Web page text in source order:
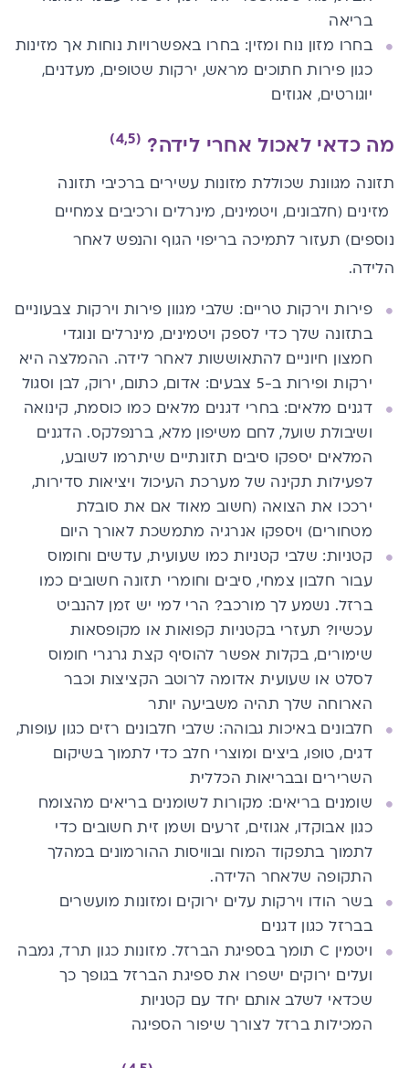
בריאה
בחרו מזון נוח ומזין: בחרו באפשרויות נוחות אך מזינות
כגון פירות חתוכים מראש, ירקות שטופים​,​​ ​מעדנים​,
יוגורטים, אגוזים​
מה כדאי לאכול אחרי לידה? (4,5)
תזונה ​מגוו​נת​ ​שכולל​ת מזונות עשירים ב​רכיבי תזונה​
מזינים​ (חלבונים, ויטמינים, מינרלים ורכיבים צמחיים
נוספים)​ ​תעזור ​​לתמיכה ב​ריפוי הגוף והנפש לאחר
הלידה.
פירות וירקות טריים: שלב​י​ מגוון פירות וירקות צבעוניים
בתזונה שלך כדי לספק ויטמינים, מינרלים ונוגדי
חמצון חיוניים להתאוששות לאחר לידה.​ ההמלצה היא
ירקות ופירות ב-5 צבעים: אדום, כתום, ירוק, לבן וסגול
דגנים מלאים: בחר​י​ דגנים מלאים כמו כוסמת, קינואה
ושיבולת שועל​, לחם משיפון מלא, ברנפלקס. הדגנים
המלאים​ יספק​ו​ סיבים ​תזונתיים שיתרמו לשובע,
לפעילות תקינה של מערכת העיכול ויציאות סדירות,
ירככו את הצואה (חשוב מאוד אם את סובלת
מטחורים) ​ויספקו ​אנרגיה מתמשכת לאורך היום
קטניות: ​שלב​י קטניות כמו שעועית, עדשים וחומוס
עבור חלבון צמחי, סיבים וחומרי תזונה חשובים כמו
ברזל.​ נשמע לך מורכב? הרי למי יש זמן להנביט
עכשיו? תעזרי בקטניות קפואות או מקופסאות
שימורים, בקלות אפשר להוסיף קצת גרגרי חומוס
לסלט או שעועית אדומה לרוטב הקציצות וכבר
הארוחה שלך תהיה משביעה יותר
חלבונים באיכות גבוהה: שלב​י​ חלבונים רזים כגון עופות,
דגים, טופו, ביצים ומוצרי חלב כדי לתמוך בשיקום
השרירים ובבריאות הכללית
שומנים בריאים: מקורות לשומנים בריאים מהצומח
כגון אבוקדו, אגוזים, זרעים ושמן זית ​חשובים ​כדי
לתמוך בתפקוד המוח ובוויסות ההורמונים במהלך
התקופה שלאחר הלידה.
בשר ​הודו ​​ו​ירקות עלים ירוקים ומזונות מועשרים
בברזל כגון דגנים
ויטמין C
תומך בספיגת הברזל. מזונות כגון תרד, גמבה
ועלים ירוקים ישפרו את ספיגת הברזל בגופך​ כך
שכדאי לשלב אותם יחד עם קטניות
המכילות ברזל לצורך שיפור הספיגה​